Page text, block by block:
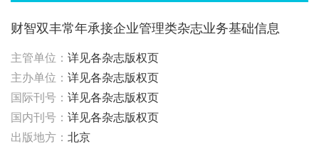
财智双丰常年承接企业管理类杂志业务基础信息
主管单位： 详见各杂志版权页
主办单位： 详见各杂志版权页
国际刊号： 详见各杂志版权页
国内刊号： 详见各杂志版权页
出版地方： 北京